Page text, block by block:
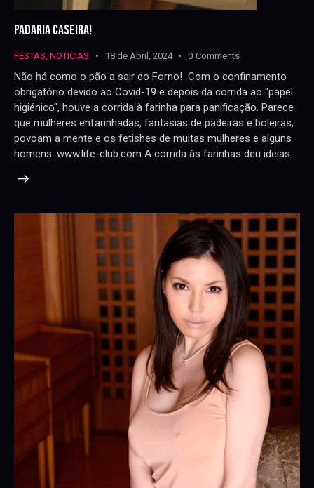
PADARIA CASEIRA!
FESTAS NOTICIAS 18 de Abril, 2024 0 Comments
Não há como o pão a sair do Forno! Com o confinamento
obrigatório devido ao Covid-19 e depois da corrida ao "papel
higiénico", houve a corrida à farinha para panificação. Parece
que mulheres enfarinhadas, fantasias de padeiras e boleiras,
povoam a mente e os fetishes de muitas mulheres e alguns
homens. www.life-club.com A corrida às farinhas deu ideias…